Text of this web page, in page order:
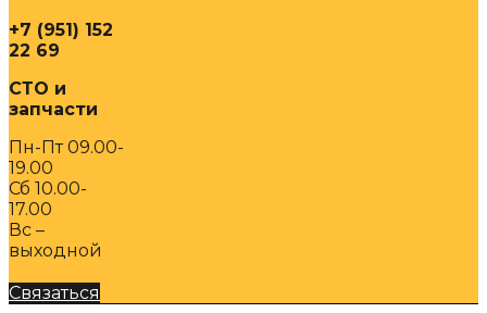
+7 (951) 152
22 69
СТО и
запчасти
Пн-Пт 09.00-
19.00
Сб 10.00-
17.00
Вс –
выходной
Связаться